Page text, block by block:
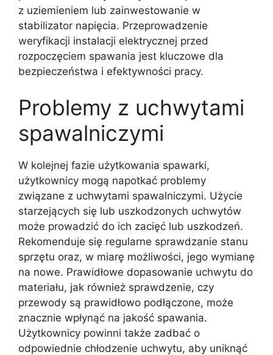
z uziemieniem lub zainwestowanie w
stabilizator napięcia. Przeprowadzenie
weryfikacji instalacji elektrycznej przed
rozpoczęciem spawania jest kluczowe dla
bezpieczeństwa i efektywności pracy.
Problemy z uchwytami
spawalniczymi
W kolejnej fazie użytkowania spawarki,
użytkownicy mogą napotkać problemy
związane z uchwytami spawalniczymi. Użycie
starzejących się lub uszkodzonych uchwytów
może prowadzić do ich zacięć lub uszkodzeń.
Rekomenduje się regularne sprawdzanie stanu
sprzętu oraz, w miarę możliwości, jego wymianę
na nowe. Prawidłowe dopasowanie uchwytu do
materiału, jak również sprawdzenie, czy
przewody są prawidłowo podłączone, może
znacznie wpłynąć na jakość spawania.
Użytkownicy powinni także zadbać o
odpowiednie chłodzenie uchwytu, aby uniknąć